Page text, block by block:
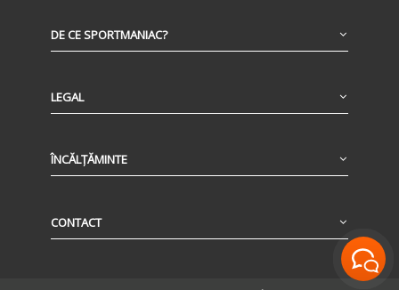
DE CE SPORTMANIAC?
LEGAL
ÎNCĂLȚĂMINTE
CONTACT